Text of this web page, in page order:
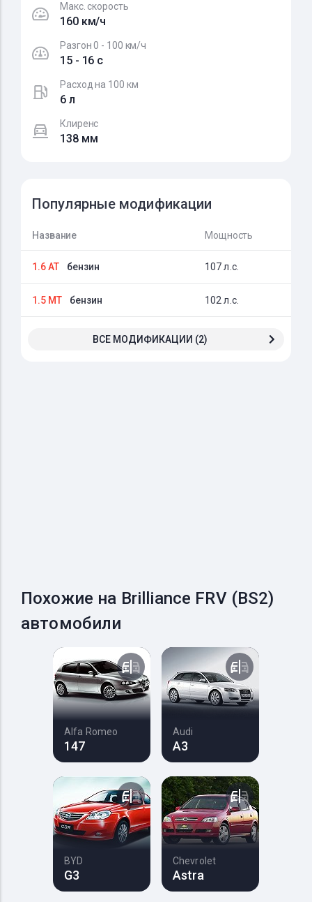
Макс. скорость
160 км/ч
Разгон 0 - 100 км/ч
15 - 16 c
Расход на 100 км
6 л
Клиренс
138 мм
Популярные модификации
Название Мощность
1.6 AT бензин 107 л.с.
1.5 MT бензин 102 л.с.
ВСЕ МОДИФИКАЦИИ (2)
Похожие на Brilliance FRV (BS2)
автомобили
Alfa Romeo
147
Audi
A3
BYD
G3
Chevrolet
Astra